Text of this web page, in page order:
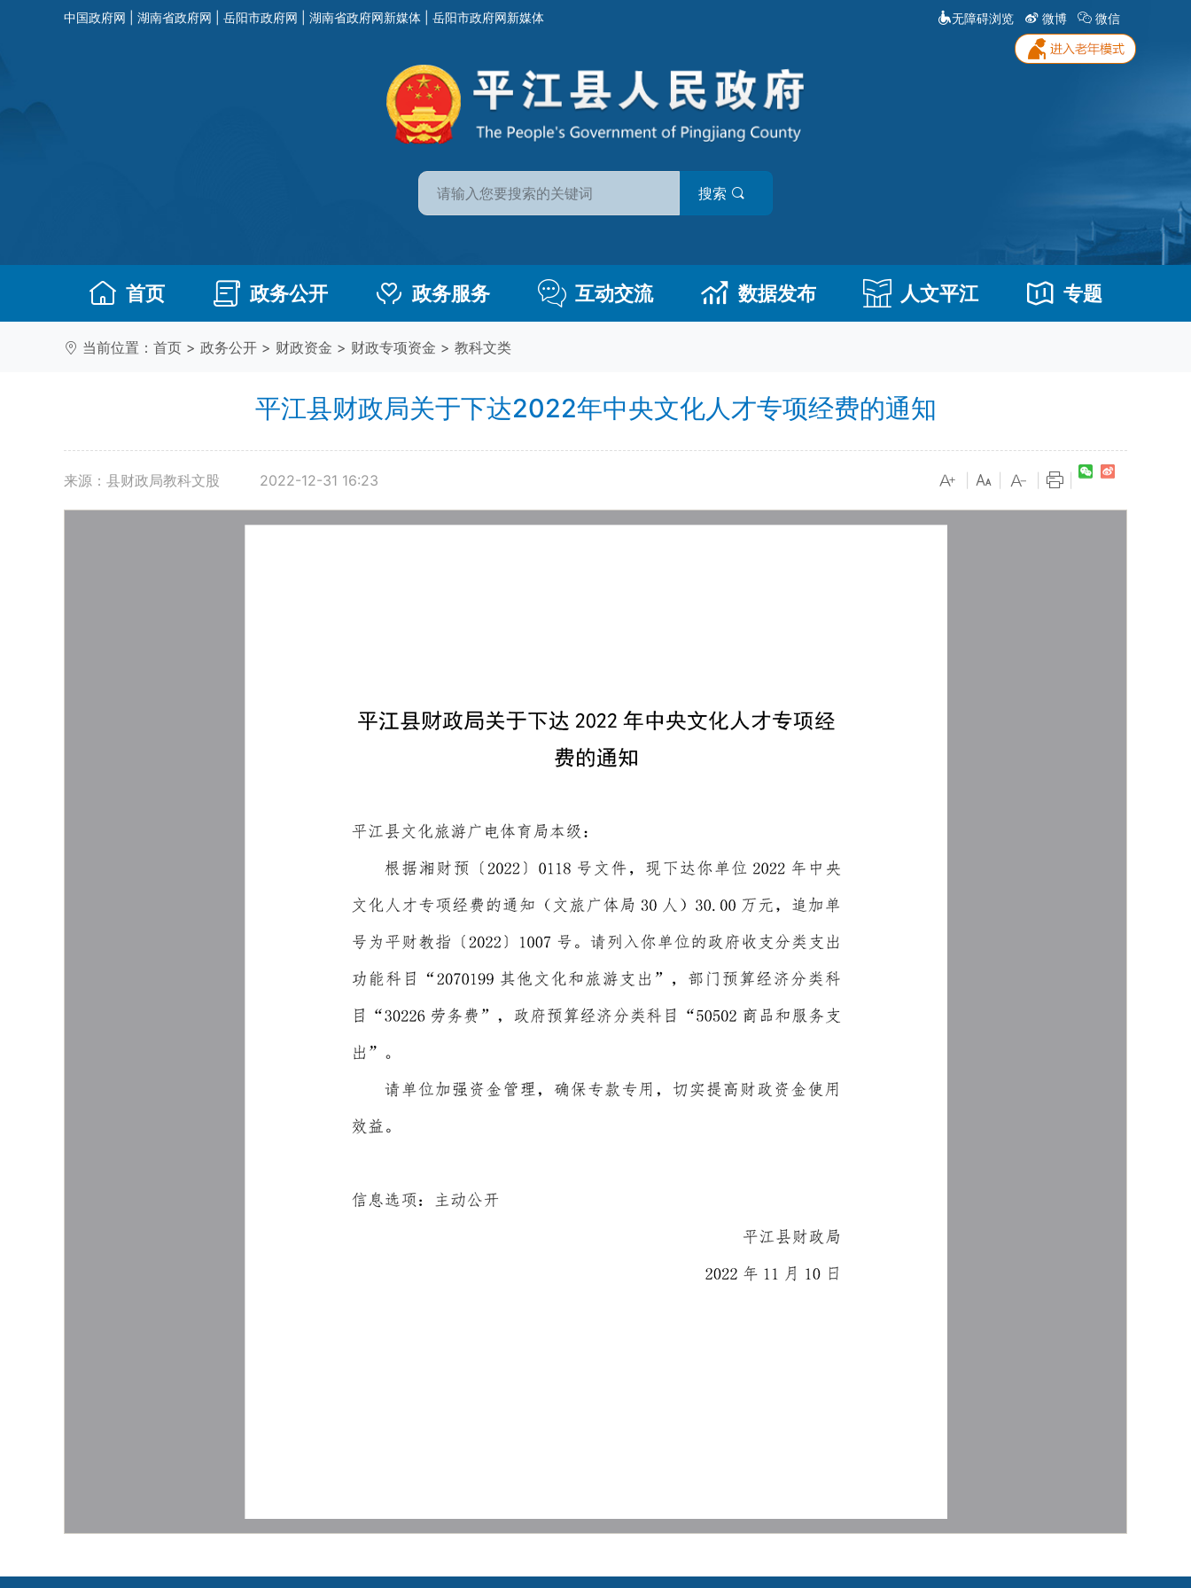
中国政府网 湖南省政府网 岳阳市政府网 湖南省政府网新媒体 岳阳市政府网新媒体 无障碍浏览 微博 微信
搜索
首页 政务公开 政务服务 互动交流 数据发布 人文平江 专题
当前位置： 首页 > 政务公开 > 财政资金 > 财政专项资金 > 教科文类
平江县财政局关于下达2022年中央文化人才专项经费的通知
来源：县财政局教科文股 2022-12-31 16:23